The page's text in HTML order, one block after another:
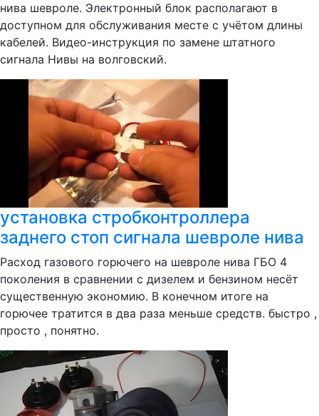
нива шевроле. Электронный блок располагают в
доступном для обслуживания месте с учётом длины
кабелей. Видео-инструкция по замене штатного
сигнала Нивы на волговский.
установка стробконтроллера
заднего стоп сигнала шевроле нива
Расход газового горючего на шевроле нива ГБО 4
поколения в сравнении с дизелем и бензином несёт
существенную экономию. В конечном итоге на
горючее тратится в два раза меньше средств. быстро ,
просто , понятно.